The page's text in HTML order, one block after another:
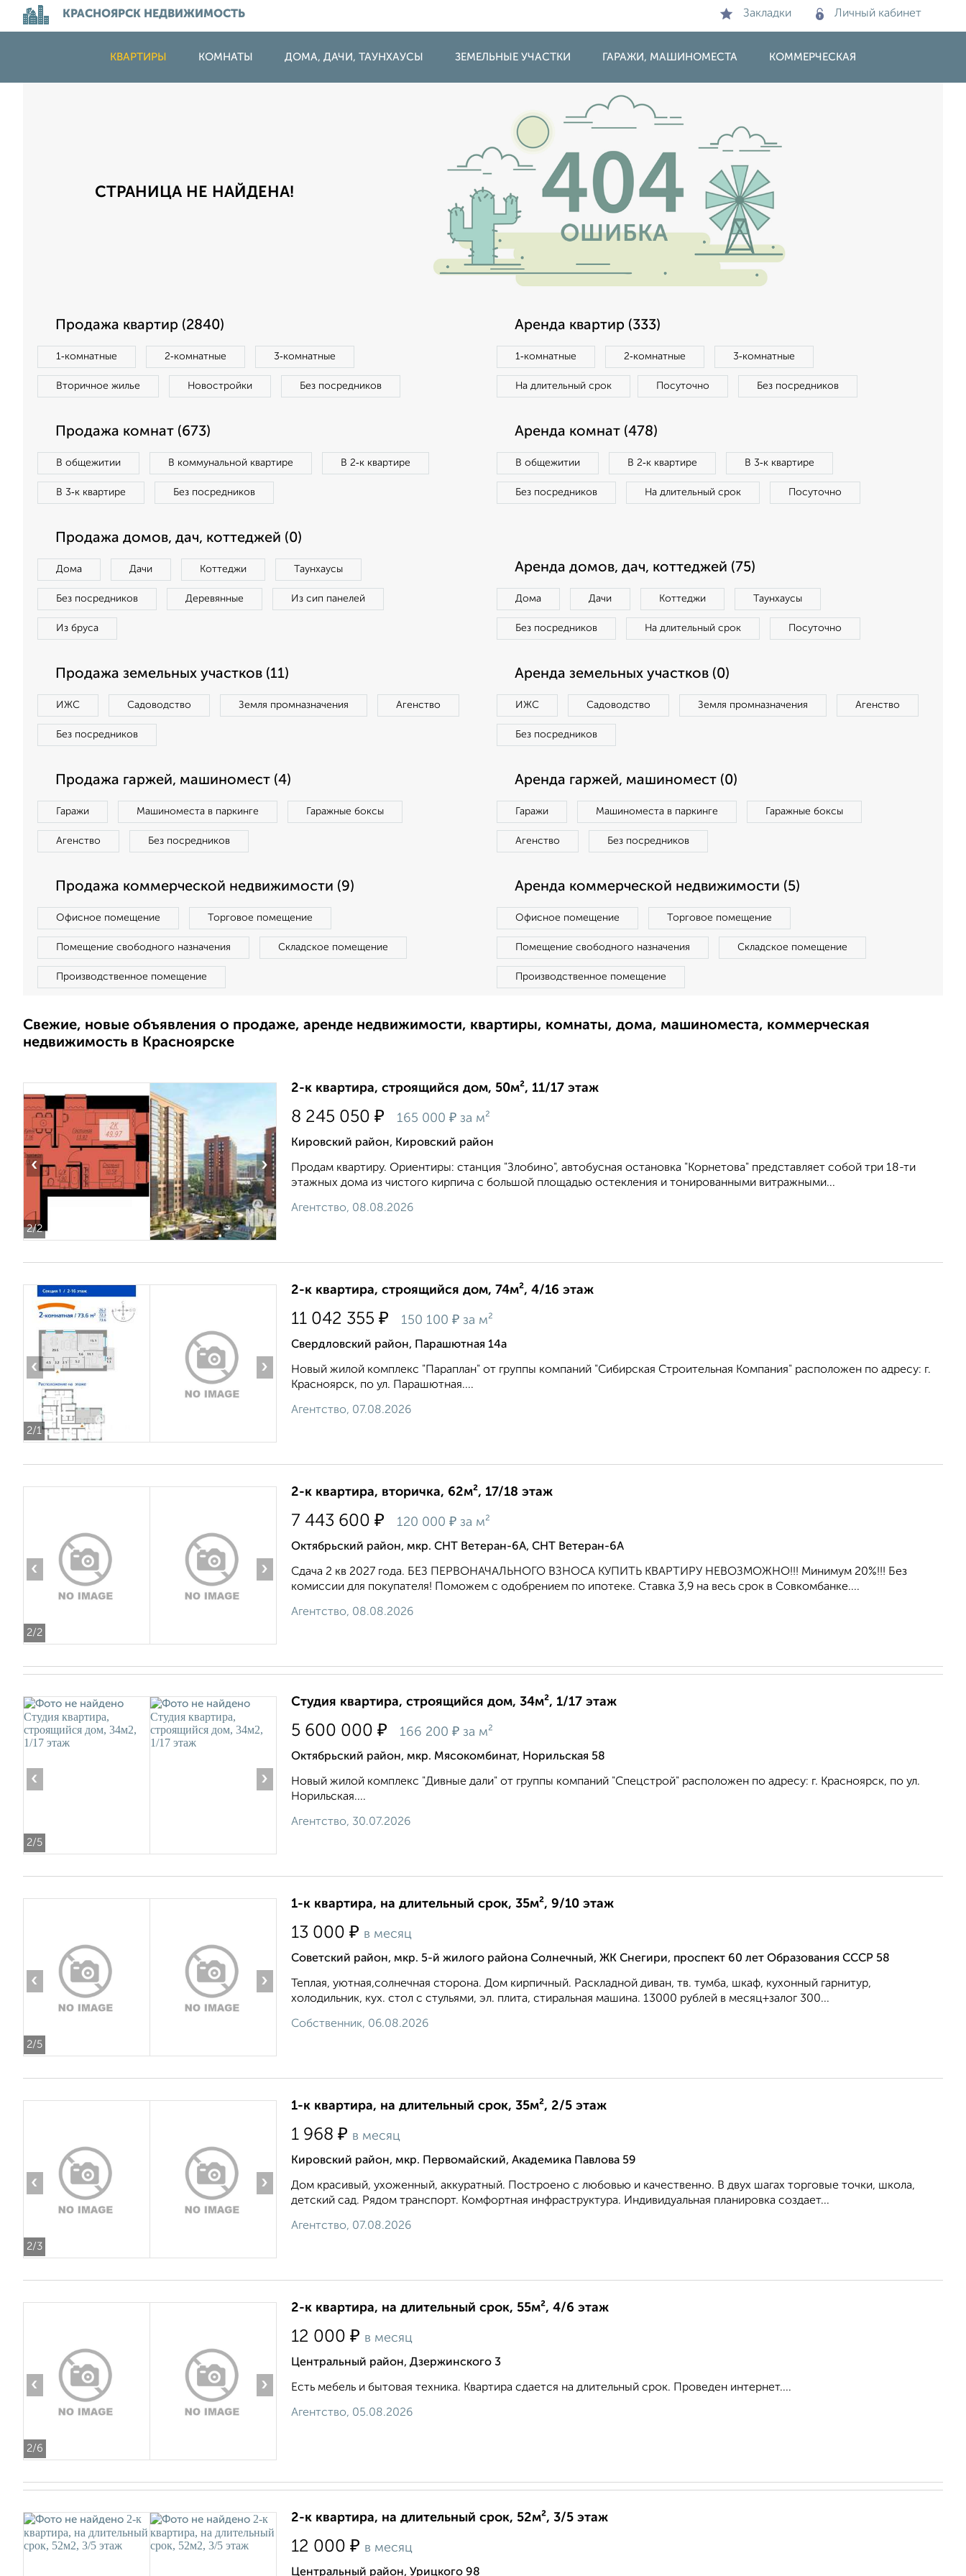
КРАСНОЯРСК НЕДВИЖИМОСТЬ Закладки Личный кабинет
КВАРТИРЫ КОМНАТЫ ДОМА, ДАЧИ, ТАУНХАУСЫ ЗЕМЕЛЬНЫЕ УЧАСТКИ ГАРАЖИ, МАШИНОМЕСТА КОММЕРЧЕСКАЯ
СТРАНИЦА НЕ НАЙДЕНА!
Продажа квартир (2840)
1‑комнатные 2‑комнатные 3‑комнатные
Вторичное жилье Новостройки Без посредников
Аренда квартир (333)
1‑комнатные 2‑комнатные 3‑комнатные
На длительный срок Посуточно Без посредников
Продажа комнат (673)
В общежитии В коммунальной квартире В 2‑к квартире
В 3‑к квартире Без посредников
Аренда комнат (478)
В общежитии В 2‑к квартире В 3‑к квартире
Без посредников На длительный срок Посуточно
Продажа домов, дач, коттеджей (0)
Дома Дачи Коттеджи Таунхаусы
Без посредников Деревянные Из сип панелей
Из бруса
Аренда домов, дач, коттеджей (75)
Дома Дачи Коттеджи Таунхаусы
Без посредников На длительный срок Посуточно
Продажа земельных участков (11)
ИЖС Садоводство Земля промназначения Агенство
Без посредников
Аренда земельных участков (0)
ИЖС Садоводство Земля промназначения Агенство
Без посредников
Продажа гаржей, машиномест (4)
Гаражи Машиноместа в паркинге Гаражные боксы
Агенство Без посредников
Аренда гаржей, машиномест (0)
Гаражи Машиноместа в паркинге Гаражные боксы
Агенство Без посредников
Продажа коммерческой недвижимости (9)
Офисное помещение Торговое помещение
Помещение свободного назначения Складское помещение
Производственное помещение
Аренда коммерческой недвижимости (5)
Офисное помещение Торговое помещение
Помещение свободного назначения Складское помещение
Производственное помещение
Свежие, новые объявления о продаже, аренде недвижимости, квартиры, комнаты, дома, машиноместа, коммерческая
недвижимость в Красноярске
2/2
‹ ›
2-к квартира, строящийся дом, 50м², 11/17 этаж
8 245 050 ₽ 165 000 ₽ за м²
Кировский район, Кировский район
Продам квартиру. Ориентиры: станция "Злобино", автобусная остановка "Корнетова" представляет собой три 18-ти
этажных дома из чистого кирпича с большой площадью остекления и тонированными витражными...
Агентство, 08.08.2026
2/1
‹ ›
2-к квартира, строящийся дом, 74м², 4/16 этаж
11 042 355 ₽ 150 100 ₽ за м²
Свердловский район, Парашютная 14а
Новый жилой комплекс "Параплан" от группы компаний "Сибирская Строительная Компания" расположен по адресу: г.
Красноярск, по ул. Парашютная....
Агентство, 07.08.2026
2/2
‹ ›
2-к квартира, вторичка, 62м², 17/18 этаж
7 443 600 ₽ 120 000 ₽ за м²
Октябрьский район, мкр. СНТ Ветеран-6А, СНТ Ветеран-6А
Сдача 2 кв 2027 года. БЕЗ ПЕРВОНАЧАЛЬНОГО ВЗНОСА КУПИТЬ КВАРТИРУ НЕВОЗМОЖНО!!! Минимум 20%!!! Без
комиссии для покупателя! Поможем с одобрением по ипотеке. Ставка 3,9 нa весь срок в Совкомбанке....
Агентство, 08.08.2026
2/5
‹ ›
Студия квартира, строящийся дом, 34м², 1/17 этаж
5 600 000 ₽ 166 200 ₽ за м²
Октябрьский район, мкр. Мясокомбинат, Норильская 58
Новый жилой комплекс "Дивные дали" от группы компаний "Спецстрой" расположен по адресу: г. Красноярск, по ул.
Норильская....
Агентство, 30.07.2026
2/5
‹ ›
1-к квартира, на длительный срок, 35м², 9/10 этаж
13 000 ₽ в месяц
Советский район, мкр. 5-й жилого района Солнечный, ЖК Снегири, проспект 60 лет Образования СССР 58
Теплая, уютная,солнечная сторона. Дом кирпичный. Раскладной диван, тв. тумба, шкаф, кухонный гарнитур,
холодильник, кух. стол с стульями, эл. плита, стиральная машина. 13000 рублей в месяц+залог 300...
Собственник, 06.08.2026
2/3
‹ ›
1-к квартира, на длительный срок, 35м², 2/5 этаж
1 968 ₽ в месяц
Кировский район, мкр. Первомайский, Академика Павлова 59
Дом красивый, ухоженный, аккуратный. Построено с любовью и качественно. В двух шагах торговые точки, школа,
детский сад. Рядом транспорт. Комфортная инфраструктура. Индивидуальная планировка создает...
Агентство, 07.08.2026
2/6
‹ ›
2-к квартира, на длительный срок, 55м², 4/6 этаж
12 000 ₽ в месяц
Центральный район, Дзержинского 3
Есть мебель и бытовая техника. Квартира сдается на длительный срок. Проведен интернет....
Агентство, 05.08.2026
2-к квартира, на длительный срок, 52м², 3/5 этаж
12 000 ₽ в месяц
Центральный район, Урицкого 98